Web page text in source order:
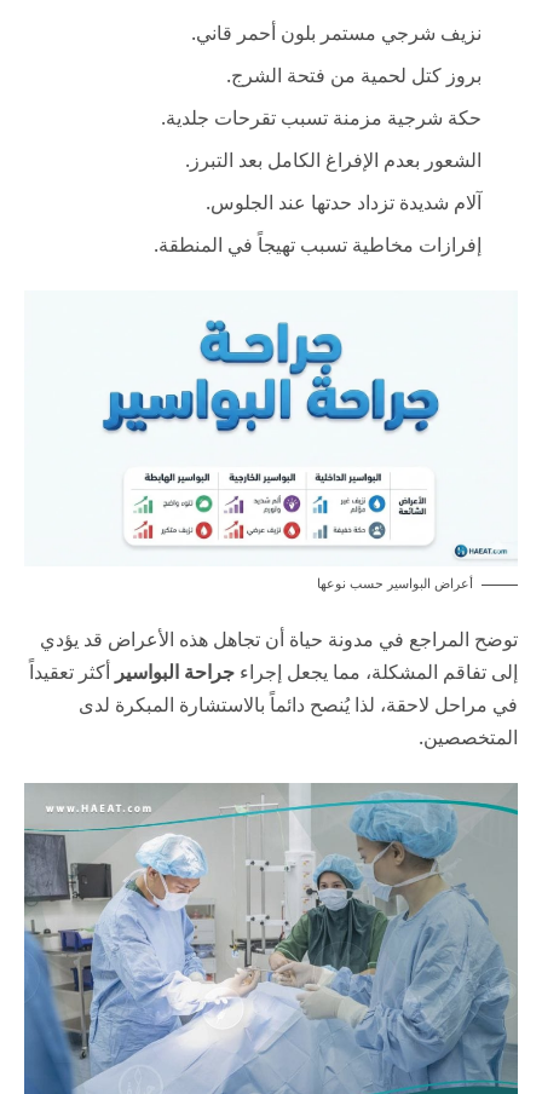
نزيف شرجي مستمر بلون أحمر قاني.
بروز كتل لحمية من فتحة الشرج.
حكة شرجية مزمنة تسبب تقرحات جلدية.
الشعور بعدم الإفراغ الكامل بعد التبرز.
آلام شديدة تزداد حدتها عند الجلوس.
إفرازات مخاطية تسبب تهيجاً في المنطقة.
أعراض البواسير حسب نوعها
توضح المراجع في مدونة حياة أن تجاهل هذه الأعراض قد يؤدي
إلى تفاقم المشكلة، مما يجعل إجراء جراحة البواسير أكثر تعقيداً
في مراحل لاحقة، لذا يُنصح دائماً بالاستشارة المبكرة لدى
المتخصصين.